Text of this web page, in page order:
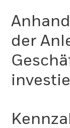
der